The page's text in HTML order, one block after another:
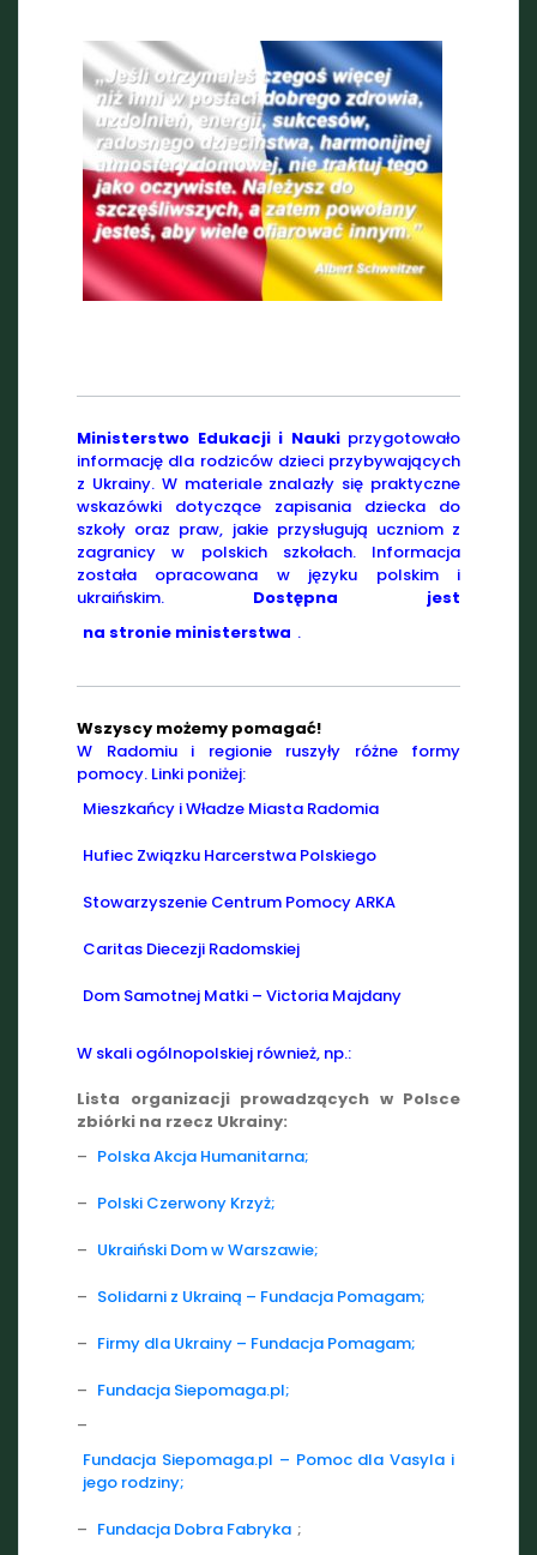
Ministerstwo Edukacji i Naukiprzygotowało
informację dla rodziców dzieci przybywających
z Ukrainy. W materiale znalazły się praktyczne
wskazówki dotyczące zapisania dziecka do
szkoły oraz praw, jakie przysługują uczniom z
zagranicy w polskich szkołach. Informacja
została opracowana w języku polskim i
ukraińskim. Dostępna jest
na stronie ministerstwa .
Wszyscy możemy pomagać!
W Radomiu i regionie ruszyły różne formy
pomocy. Linki poniżej:
Mieszkańcy i Władze Miasta Radomia
Hufiec Związku Harcerstwa Polskiego
Stowarzyszenie Centrum Pomocy ARKA
Caritas Diecezji Radomskiej
Dom Samotnej Matki – Victoria Majdany
W skali ogólnopolskiej również, np.:
Lista organizacji prowadzących w Polsce
zbiórki na rzecz Ukrainy:
– Polska Akcja Humanitarna;
– Polski Czerwony Krzyż;
– Ukraiński Dom w Warszawie;
– Solidarni z Ukrainą – Fundacja Pomagam;
– Firmy dla Ukrainy – Fundacja Pomagam;
– Fundacja Siepomaga.pl;
–
Fundacja Siepomaga.pl – Pomoc dla Vasyla i
jego rodziny;
– Fundacja Dobra Fabryka ;